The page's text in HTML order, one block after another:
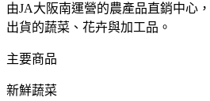
由JA大阪南運營的農產品直銷中心
出貨的蔬菜、花卉與加工品。
主要商品
新鮮蔬菜